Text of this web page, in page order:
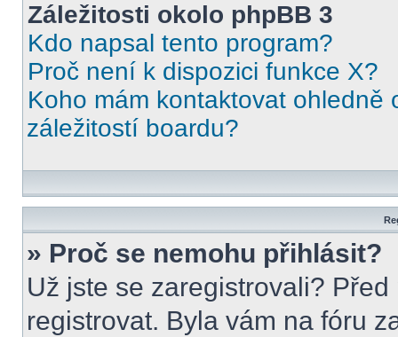
Záležitosti okolo phpBB 3
Kdo napsal tento program?
Proč není k dispozici funkce X?
Koho mám kontaktovat
záležitostí boardu?
» Proč se nemohu přihlásit?
Už jste se zaregistrovali?
registrovat. Byla vám na fóru